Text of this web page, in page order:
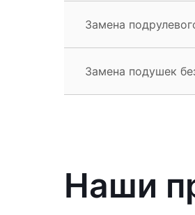
Замена
Замена подушек
Наши